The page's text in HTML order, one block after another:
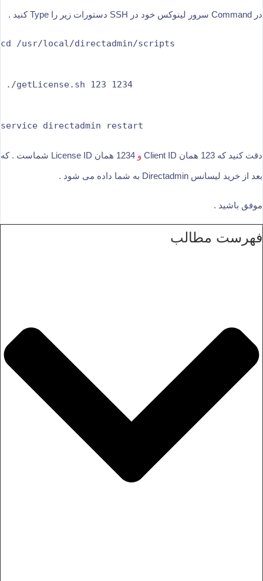
در Command سرور لینوکس خود در SSH دستورات زیر را Type کنید .
cd /usr/local/directadmin/scripts
دقت کنید که 123 همان Client ID و 1234 همان License ID شماست . که
بعد از خرید لیسانس Directadmin به شما داده می شود .
موفق باشید .
فهرست مطالب